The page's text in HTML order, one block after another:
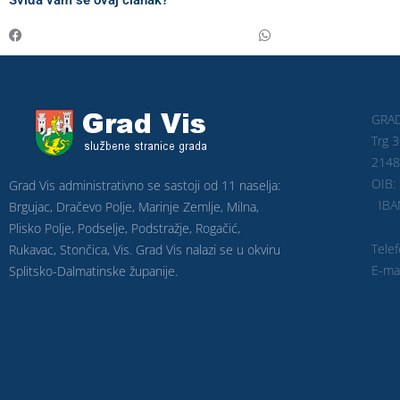
Grad Vis administrativno se sastoji od 11 naselja:
Brgujac, Dračevo Polje, Marinje Zemlje, Milna,
Plisko Polje, Podselje, Podstražje, Rogačić,
Rukavac, Stončica, Vis. Grad Vis nalazi se u okviru
Splitsko-Dalmatinske županije.
Trg
E-